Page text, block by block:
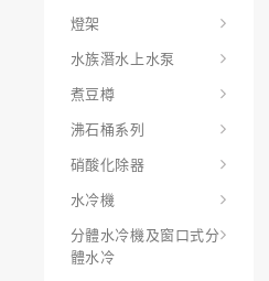
燈架
水族潛水上水泵
煮豆樽
沸石桶系列
硝酸化除器
水冷機
分體水冷機及窗口式分
體水冷